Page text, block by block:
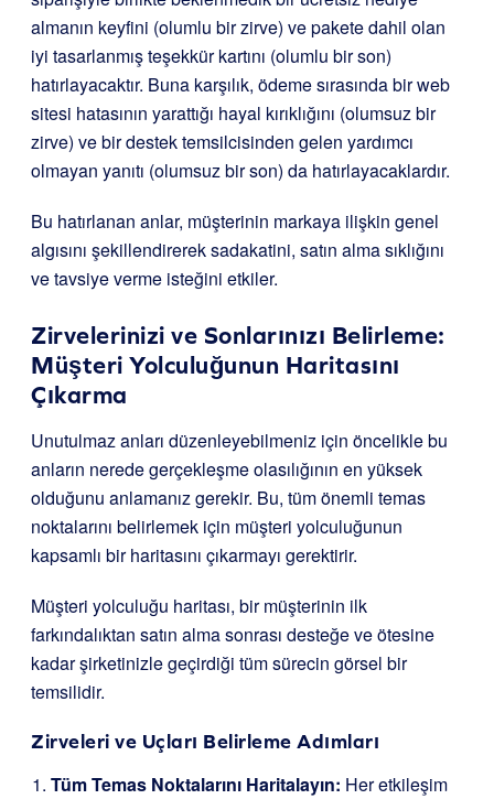
almanın keyfini (olumlu bir zirve) ve pakete dahil olan
iyi tasarlanmış teşekkür kartını (olumlu bir son)
hatırlayacaktır. Buna karşılık, ödeme sırasında bir web
sitesi hatasının yarattığı hayal kırıklığını (olumsuz bir
zirve) ve bir destek temsilcisinden gelen yardımcı
olmayan yanıtı (olumsuz bir son) da hatırlayacaklardır.
Bu hatırlanan anlar, müşterinin markaya ilişkin genel
algısını şekillendirerek sadakatini, satın alma sıklığını
ve tavsiye verme isteğini etkiler.
Zirvelerinizi ve Sonlarınızı Belirleme:
Müşteri Yolculuğunun Haritasını
Çıkarma
Unutulmaz anları düzenleyebilmeniz için öncelikle bu
anların nerede gerçekleşme olasılığının en yüksek
olduğunu anlamanız gerekir. Bu, tüm önemli temas
noktalarını belirlemek için müşteri yolculuğunun
kapsamlı bir haritasını çıkarmayı gerektirir.
Müşteri yolculuğu haritası, bir müşterinin ilk
farkındalıktan satın alma sonrası desteğe ve ötesine
kadar şirketinizle geçirdiği tüm sürecin görsel bir
temsilidir.
Zirveleri ve Uçları Belirleme Adımları
Tüm Temas Noktalarını Haritalayın: Her etkileşim